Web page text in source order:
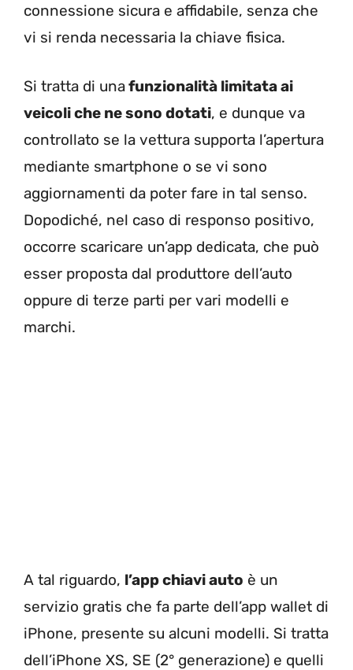
connessione sicura e affidabile, senza che
vi si renda necessaria la chiave fisica.
Si tratta di unafunzionalità limitata ai
veicoli che ne sono dotati, e dunque va
controllato se la vettura supporta l’apertura
mediante smartphone o se vi sono
aggiornamenti da poter fare in tal senso.
Dopodiché, nel caso di responso positivo,
occorre scaricare un’app dedicata, che può
esser proposta dal produttore dell’auto
oppure di terze parti per vari modelli e
marchi.
A tal riguardo, l’app chiavi auto è un
servizio gratis che fa parte dell’app wallet di
iPhone, presente su alcuni modelli. Si tratta
dell’iPhone XS, SE (2° generazione) e quelli